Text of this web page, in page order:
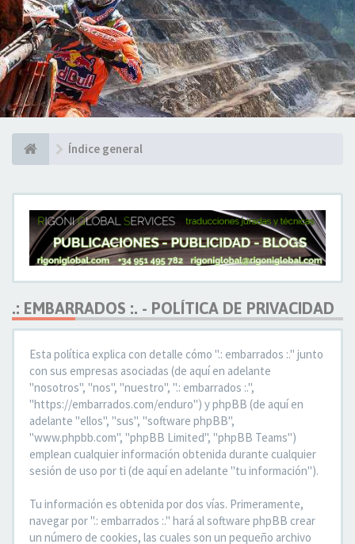
Índice general
.: EMBARRADOS :. - POLÍTICA DE PRIVACIDAD
Esta política explica con detalle cómo ".: embarrados :." junto
con sus empresas asociadas (de aquí en adelante
"nosotros", "nos", "nuestro", ".: embarrados :.",
"https://embarrados.com/enduro") y phpBB (de aquí en
adelante "ellos", "sus", "software phpBB",
"www.phpbb.com", "phpBB Limited", "phpBB Teams")
emplean cualquier información obtenida durante cualquier
sesión de uso por ti (de aquí en adelante "tu información").
Tu información es obtenida por dos vías. Primeramente,
navegar por ".: embarrados :." hará al software phpBB crear
un número de cookies, las cuales son un pequeño archivo